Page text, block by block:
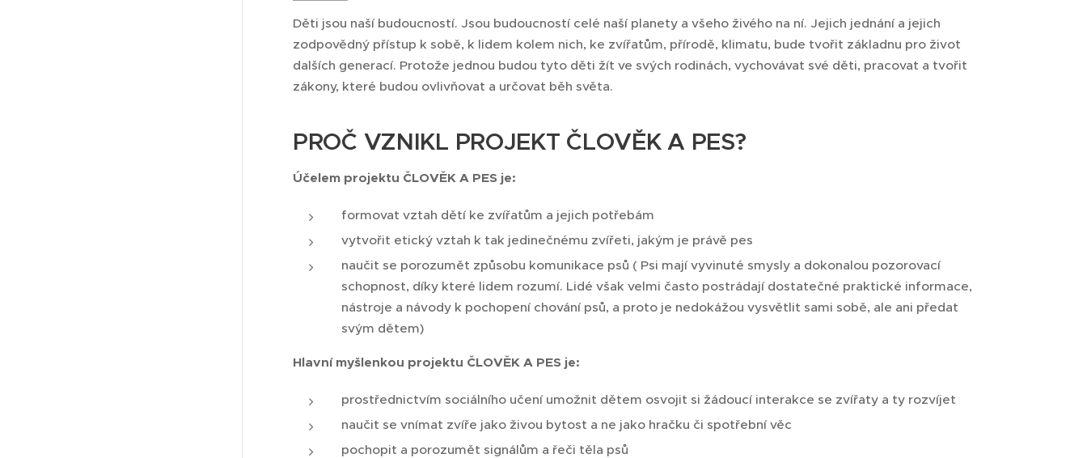
Děti jsou naší budoucností. Jsou budoucností celé naší planety a všeho živého na ní. Jejich jednání a jejich
zodpovědný přístup k sobě, k lidem kolem nich, ke zvířatům, přírodě, klimatu, bude tvořit základnu pro život
dalších generací. Protože jednou budou tyto děti žít ve svých rodinách, vychovávat své děti, pracovat a tvořit
zákony, které budou ovlivňovat a určovat běh světa.
PROČ VZNIKL PROJEKT ČLOVĚK A PES?
Účelem projektu ČLOVĚK A PES je:
formovat vztah dětí ke zvířatům a jejich potřebám
vytvořit etický vztah k tak jedinečnému zvířeti, jakým je právě pes
naučit se porozumět způsobu komunikace psů ( Psi mají vyvinuté smysly a dokonalou pozorovací
schopnost, díky které lidem rozumí. Lidé však velmi často postrádají dostatečné praktické informace,
nástroje a návody k pochopení chování psů, a proto je nedokážou vysvětlit sami sobě, ale ani předat
svým dětem)
Hlavní myšlenkou projektu ČLOVĚK A PES je:
prostřednictvím sociálního učení umožnit dětem osvojit si žádoucí interakce se zvířaty a ty rozvíjet
naučit se vnímat zvíře jako živou bytost a ne jako hračku či spotřební věc
pochopit a porozumět signálům a řeči těla psů